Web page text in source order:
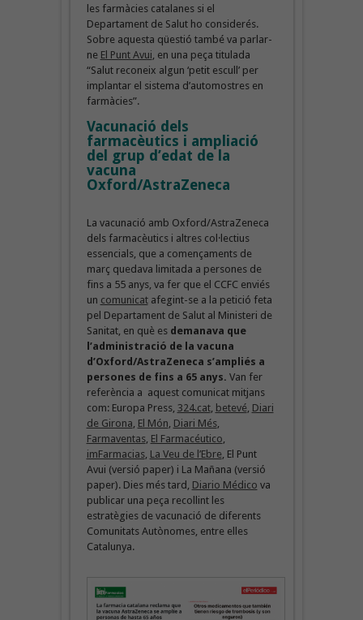
les farmàcies catalanes si el
Departament de Salut ho considerés.
Sobre aquesta qüestió també va parlar-
ne El Punt Avui , en una peça titulada
“Salut reconeix algun ‘petit escull’ per
implantar el sistema d’automostres en
farmàcies”.
Vacunació dels
farmacèutics i ampliació
del grup d’edat de la
vacuna
Oxford/AstraZeneca
La vacunació amb Oxford/AstraZeneca
dels farmacèutics i altres col·lectius
essencials, que a començaments de
març quedava limitada a persones de
fins a 55 anys, va fer que el CCFC enviés
un comunicatafegint-se a la petició feta
pel Departament de Salut al Ministeri de
Sanitat, en què esdemanava que
l’administració de la vacuna
d’Oxford/AstraZeneca s’ampliés a
persones de fins a 65 anys. Van fer
referència a aquest comunicat mitjans
com: Europa Press, 324.cat, betevé Diari
de Girona El Món Diari Més,
Farmaventas, El Farmacéutico
imFarmacias, La Veu de l’Ebre , El Punt
Avui (versió paper) i La Mañana (versió
paper). Dies més tard, Diario Médico va
publicar una peça recollint les
estratègies de vacunació de diferents
Comunitats Autònomes, entre elles
Catalunya.